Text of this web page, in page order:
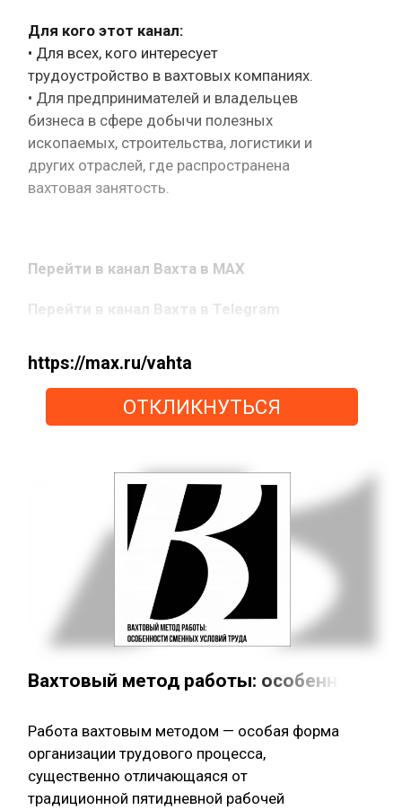
Для кого этот канал:
• Для всех, кого интересует
трудоустройство в вахтовых компаниях.
• Для предпринимателей и владельцев
бизнеса в сфере добычи полезных
ископаемых, строительства, логистики и
других отраслей, где распространена
вахтовая занятость.
Перейти в канал Вахта в MAX
Перейти в канал Вахта в Telegram
https://max.ru/vahta
ОТКЛИКНУТЬСЯ
Вахтовый метод работы: особенности
Работа вахтовым методом — особая форма
организации трудового процесса,
существенно отличающаяся от
традиционной пятидневной рабочей